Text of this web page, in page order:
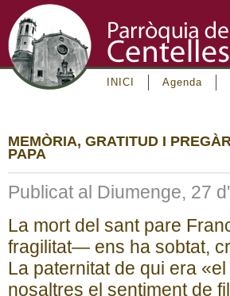
INICI Agenda
MEMÒRIA, GRATITUD I
PAPA
Publicat al Diumenge, 27
La mort del sant pare
fragilitat— ens ha sobtat,
La paternitat de qui era
nosaltres el sentiment de